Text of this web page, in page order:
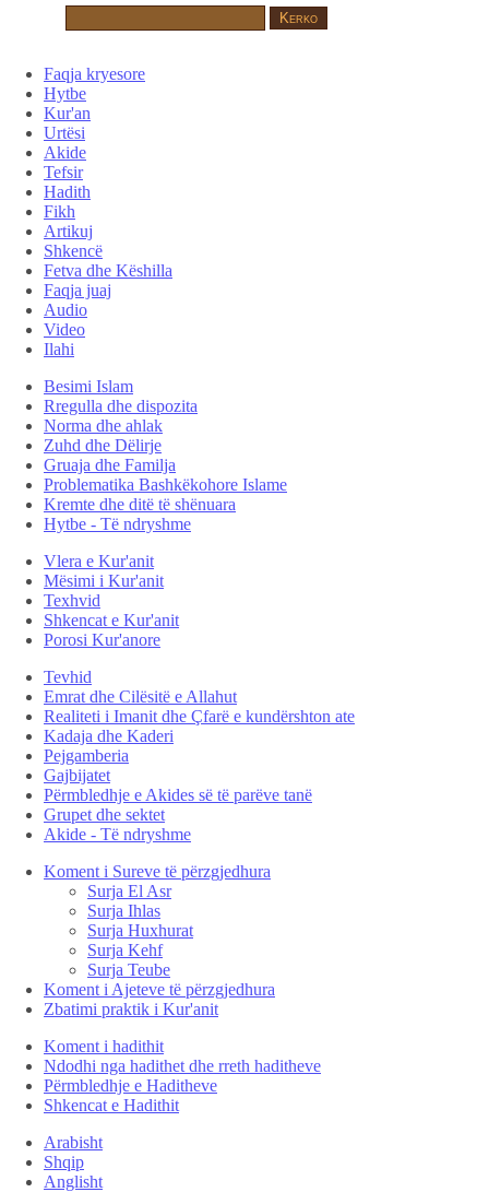
Faqja kryesore
Hytbe
Kur'an
Urtësi
Akide
Tefsir
Hadith
Fikh
Artikuj
Shkencë
Fetva dhe Këshilla
Faqja juaj
Audio
Video
Ilahi
Besimi Islam
Rregulla dhe dispozita
Norma dhe ahlak
Zuhd dhe Dëlirje
Gruaja dhe Familja
Problematika Bashkëkohore Islame
Kremte dhe ditë të shënuara
Hytbe - Të ndryshme
Vlera e Kur'anit
Mësimi i Kur'anit
Texhvid
Shkencat e Kur'anit
Porosi Kur'anore
Tevhid
Emrat dhe Cilësitë e Allahut
Realiteti i Imanit dhe Çfarë e kundërshton ate
Kadaja dhe Kaderi
Pejgamberia
Gajbijatet
Përmbledhje e Akides së të parëve tanë
Grupet dhe sektet
Akide - Të ndryshme
Koment i Sureve të përzgjedhura
Surja El Asr
Surja Ihlas
Surja Huxhurat
Surja Kehf
Surja Teube
Koment i Ajeteve të përzgjedhura
Zbatimi praktik i Kur'anit
Koment i hadithit
Ndodhi nga hadithet dhe rreth haditheve
Përmbledhje e Haditheve
Shkencat e Hadithit
Arabisht
Shqip
Anglisht